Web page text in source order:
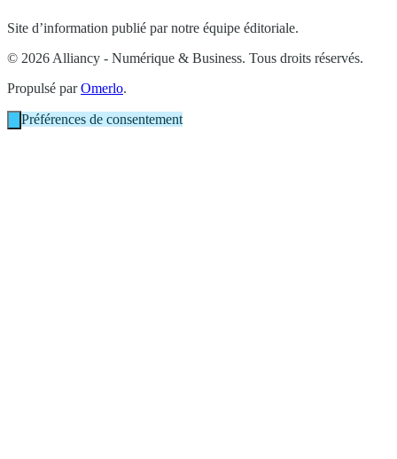
Site d’information publié par notre équipe éditoriale.
© 2026 Alliancy - Numérique & Business. Tous droits réservés.
Propulsé parOmerlo.
Préférences de consentement